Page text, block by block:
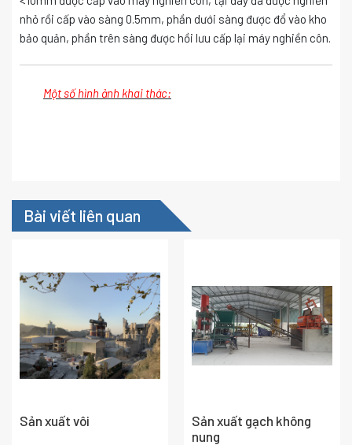
nhỏ rồi cấp vào sàng 0.5mm, phần dưới sàng được đổ vào kho
bảo quản, phần trên sàng được hồi lưu cấp lại máy nghiền côn.
Một số hình ảnh khai thác:
Bài viết liên quan
Sản xuất vôi
Sản xuất gạch không
nung